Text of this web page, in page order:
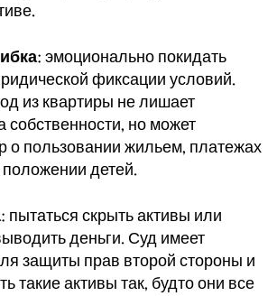
: эмоционально покидать
фиксации условий.
из квартиры не лишает
собственности, но может
о пользовании жильем, платежах
детей.
: пытаться скрыть активы или
деньги. Суд имеет
защиты прав второй стороны и
такие активы так, будто они все